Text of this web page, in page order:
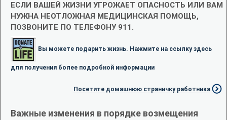
ЕСЛИ ВАШЕЙ ЖИЗНИ УГРОЖАЕТ ОПАСНОСТЬ ИЛИ ВАМ
НУЖНА НЕОТЛОЖНАЯ МЕДИЦИНСКАЯ ПОМОЩЬ,
ПОЗВОНИТЕ ПО ТЕЛЕФОНУ 911.
Вы можете подарить жизнь. Нажмите на ссылку здесь
для получения более подробной информации
Посетите домашнюю страничку работника
Важные изменения в порядке возмещения